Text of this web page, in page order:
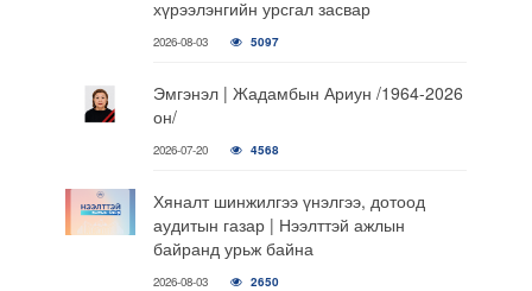
хүрээлэнгийн урсгал засвар
2026-08-03 5097
Эмгэнэл | Жадамбын Ариун /1964-2026
он/
2026-07-20 4568
Хяналт шинжилгээ үнэлгээ, дотоод
аудитын газар | Нээлттэй ажлын
байранд урьж байна
2026-08-03 2650